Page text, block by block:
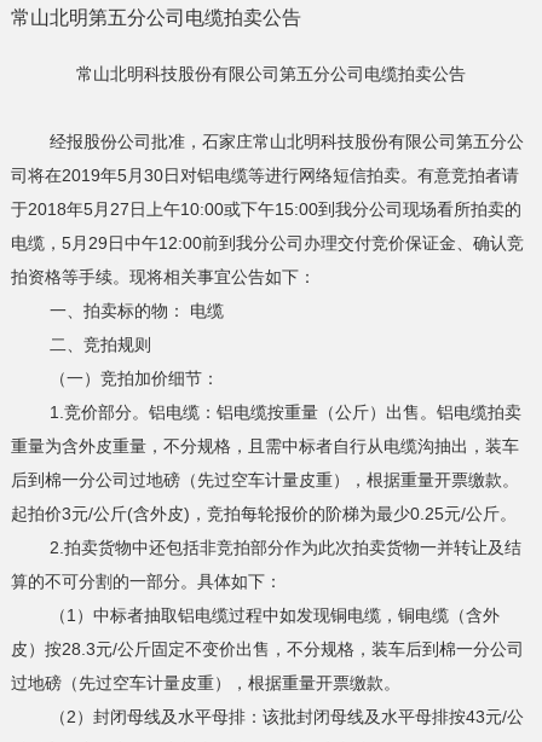
常山北明第五分公司电缆拍卖公告
常山北明科技股份有限公司第五分公司电缆拍卖公告
经报股份公司批准，石家庄常山北明科技股份有限公司第五分公
司将在2019年5月30日对铝电缆等进行网络短信拍卖。有意竞拍者请
于2018年5月27日上午10:00或下午15:00到我分公司现场看所拍卖的
电缆，5月29日中午12:00前到我分公司办理交付竞价保证金、确认竞
拍资格等手续。现将相关事宜公告如下：
一、拍卖标的物： 电缆
二、竞拍规则
（一）竞拍加价细节：
1.竞价部分。铝电缆：铝电缆按重量（公斤）出售。铝电缆拍卖
重量为含外皮重量，不分规格，且需中标者自行从电缆沟抽出，装车
后到棉一分公司过地磅（先过空车计量皮重），根据重量开票缴款。
起拍价3元/公斤(含外皮)，竞拍每轮报价的阶梯为最少0.25元/公斤。
2.拍卖货物中还包括非竞拍部分作为此次拍卖货物一并转让及结
算的不可分割的一部分。具体如下：
（1）中标者抽取铝电缆过程中如发现铜电缆，铜电缆（含外
皮）按28.3元/公斤固定不变价出售，不分规格，装车后到棉一分公司
过地磅（先过空车计量皮重），根据重量开票缴款。
（2）封闭母线及水平母排：该批封闭母线及水平母排按43元/公